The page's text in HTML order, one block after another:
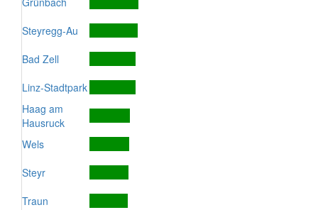
Steyregg-Au
Bad Zell
Linz-Stadtpark
Haag am
Hausruck
Wels
Steyr
Traun